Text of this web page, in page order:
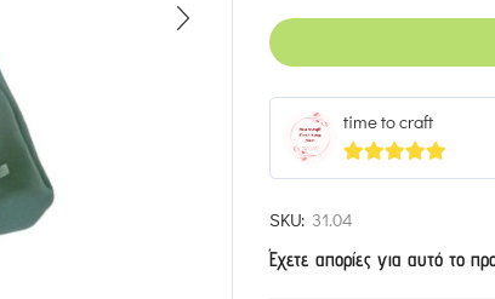
time to craft
5out of 5
SKU: 31.04
Έχετε απορίες για αυτό το